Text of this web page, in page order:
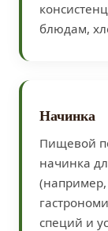
блюдам,
Начинка
Пищевой
начинка
специй и